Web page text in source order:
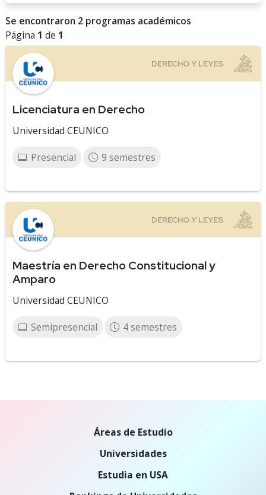
Se encontraron 2 programas académicos
Página 1 de 1
Licenciatura en Derecho
Universidad CEUNICO
Presencial 9 semestres
Maestría en Derecho Constitucional y
Amparo
Universidad CEUNICO
Semipresencial 4 semestres
Áreas de Estudio
Universidades
Estudia en USA